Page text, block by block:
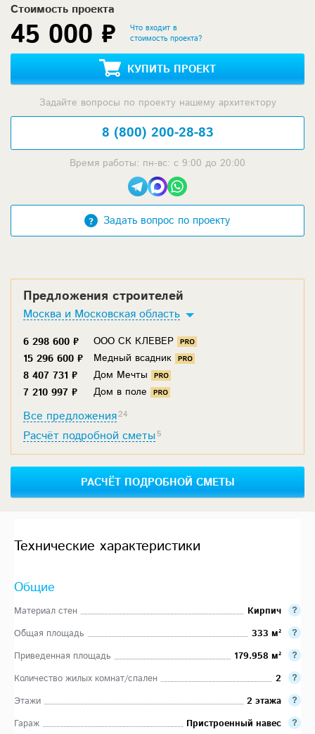
Стоимость проекта
45 000 ₽
Что входит в
стоимость проекта?
КУПИТЬ ПРОЕКТ
Задайте вопросы по проекту нашему архитектору
8 (800) 200-28-83
Время работы: пн-вс: с 9:00 до 20:00
Задать вопрос по проекту
Предложения строителей
Москва и Московская область
6 298 600 ₽
ООО СК КЛЕВЕР
15 296 600 ₽
Медный всадник
8 407 731 ₽
Дом Мечты
7 210 997 ₽
Дом в поле
Все предложения24
Расчёт подробной сметы 5
РАСЧЁТ ПОДРОБНОЙ СМЕТЫ
Технические характеристики
Общие
Материал стен
Кирпич
Общая площадь
333 м²
Приведенная площадь
179.958 м²
Количество жилых комнат/спален
2
Этажи
2 этажа
Гараж
Пристроенный навес